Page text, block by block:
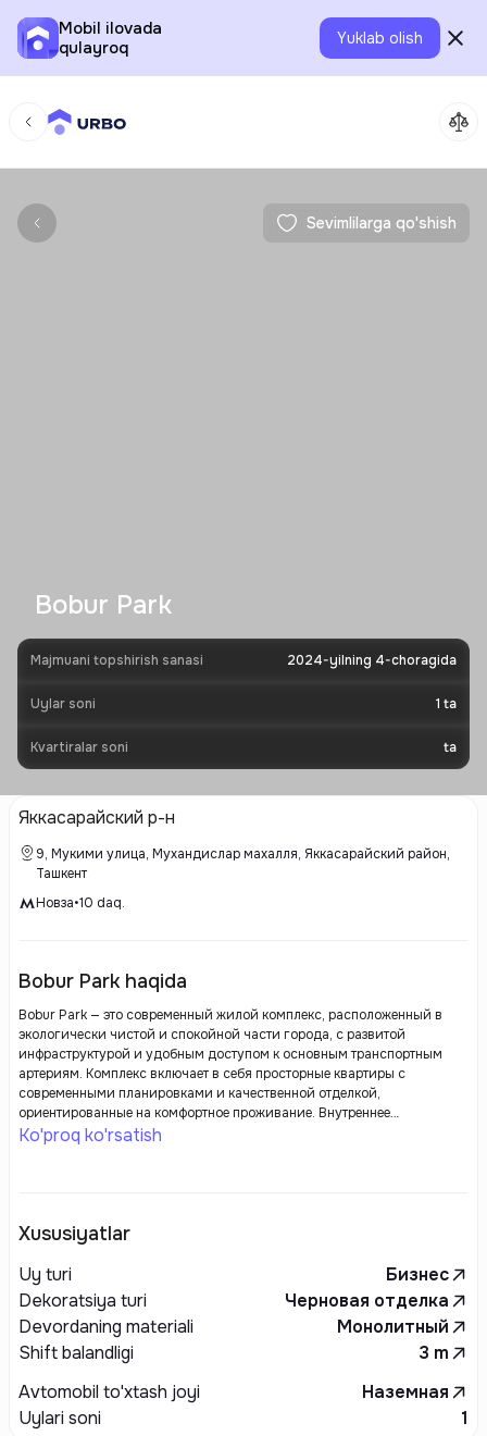
Mobil ilovada
qulayroq
Yuklab olish
Sevimlilarga qo'shish
Bobur Park
Majmuani topshirish sanasi 2024-yilning 4-choragida
Uylar soni 1 ta
Kvartiralar soni ta
Яккасарайский р-н
9, Мукими улица, Мухандислар махалля, Яккасарайский район,
Ташкент
Новза•10 daq.
Bobur Park haqida
Bobur Park — это современный жилой комплекс, расположенный в
экологически чистой и спокойной части города, с развитой
инфраструктурой и удобным доступом к основным транспортным
артериям. Комплекс включает в себя просторные квартиры с
современными планировками и качественной отделкой,
ориентированные на комфортное проживание. Внутреннее
благоустройство территории включает зеленые зоны, прогулочные
удобства для своих жителей.
Ko'proq ko'rsatish
Xususiyatlar
Uy turi
Бизнес
Dekoratsiya turi
Черновая отделка
Devordaning materiali
Монолитный
Shift balandligi
3 m
Avtomobil to'xtash joyi
Наземная
Uylari soni
1